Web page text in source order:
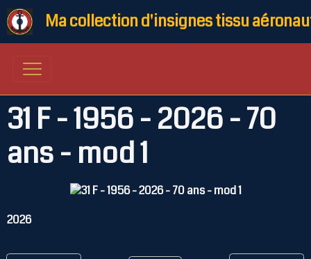
Ma collection d'insignes tissu
31 F - 1956 - 2026 - 70
ans - mod 1
2026